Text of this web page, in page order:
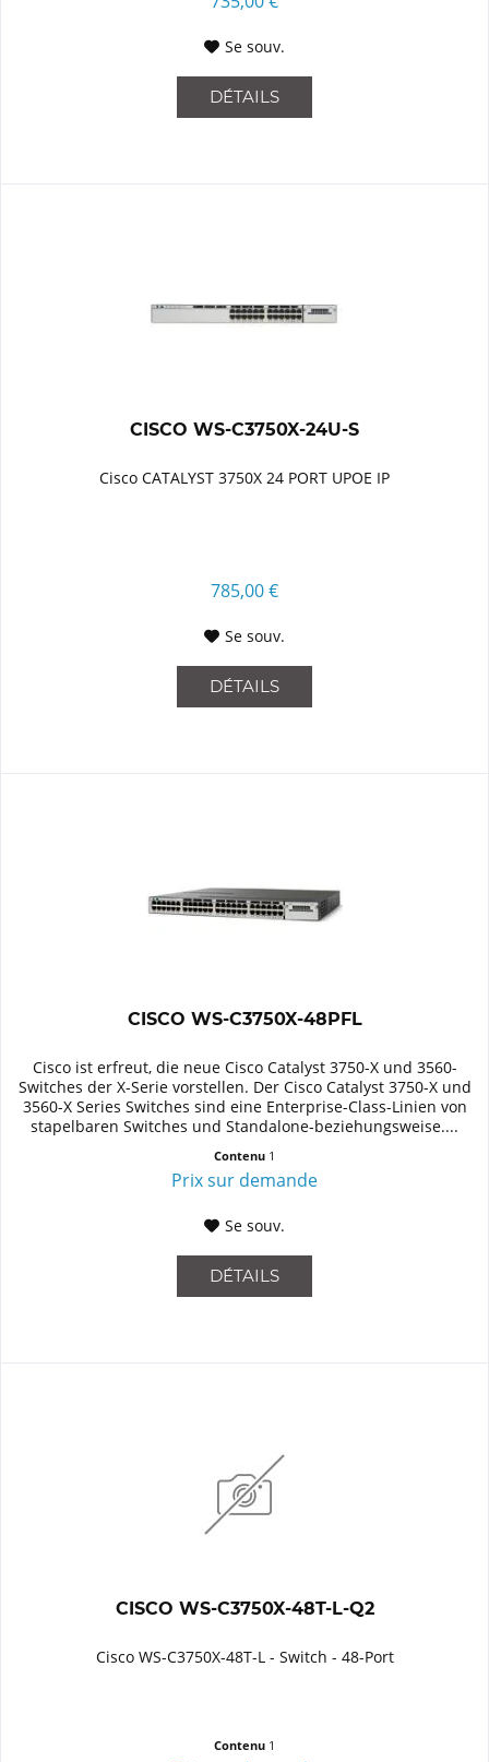
Se souv.
DÉTAILS
CISCO WS-C3750X-24U-S
Cisco CATALYST 3750X 24 PORT UPOE IP
785,00 €
Se souv.
DÉTAILS
CISCO WS-C3750X-48PFL
Cisco ist erfreut, die neue Cisco Catalyst 3750-X und 3560-
Switches der X-Serie vorstellen. Der Cisco Catalyst 3750-X und
3560-X Series Switches sind eine Enterprise-Class-Linien von
stapelbaren Switches und Standalone-beziehungsweise....
Contenu 1
Prix sur demande
Se souv.
DÉTAILS
CISCO WS-C3750X-48T-L-Q2
Cisco WS-C3750X-48T-L - Switch - 48-Port
Contenu 1